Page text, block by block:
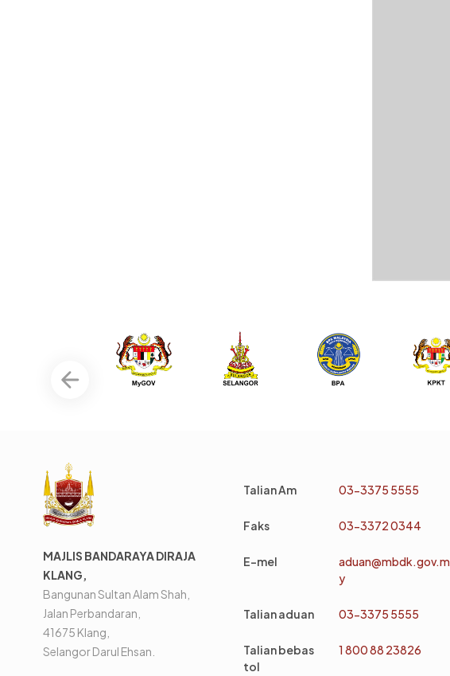
MAJLIS BANDARAYA DIRAJA
KLANG,
Bangunan Sultan Alam Shah,
Jalan Perbandaran,
41675 Klang,
Selangor Darul Ehsan.
Talian Am 03-3375 5555
Faks 03-3372 0344
E-mel
aduan@mbdk.gov.m
y
Talian aduan 03-3375 5555
Talian bebas
tol
1 800 88 23826